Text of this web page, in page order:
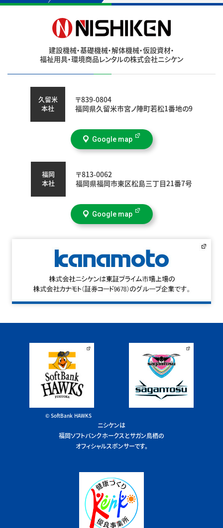
建設機械・基礎機械・解体機械・仮設資材・
福祉用具・環境商品レンタルの株式会社ニシケン
久留米
本社
〒839-0804
福岡県久留米市宮ノ陣町若松1番地の9
Google map
福岡
本社
〒813-0062
福岡県福岡市東区松島三丁目21番7号
Google map
© SoftBank HAWKS
ニシケンは
福岡ソフトバンクホークスとサガン鳥栖の
オフィシャルスポンサーです。